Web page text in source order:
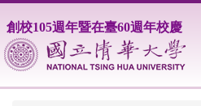
到
主
要
創校105週年暨在臺60週年校慶